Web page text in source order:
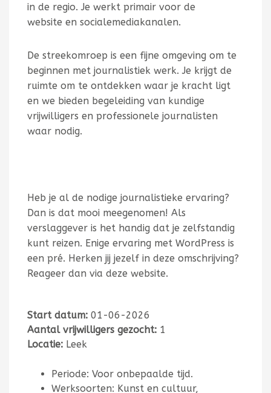
in de regio. Je werkt primair voor de
website en socialemediakanalen.
De streekomroep is een fijne omgeving om te
beginnen met journalistiek werk. Je krijgt de
ruimte om te ontdekken waar je kracht ligt
en we bieden begeleiding van kundige
vrijwilligers en professionele journalisten
waar nodig.
Heb je al de nodige journalistieke ervaring?
Dan is dat mooi meegenomen! Als
verslaggever is het handig dat je zelfstandig
kunt reizen. Enige ervaring met WordPress is
een pré. Herken jij jezelf in deze omschrijving?
Reageer dan via deze website.
Start datum: 01-06-2026
Aantal vrijwilligers gezocht: 1
Locatie: Leek
Periode: Voor onbepaalde tijd.
Werksoorten: Kunst en cultuur,